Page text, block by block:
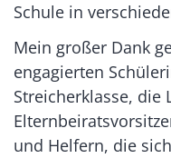
Schule in
Mein großer Dank
engagierten
Streicherklasse, die
und Helfern, die